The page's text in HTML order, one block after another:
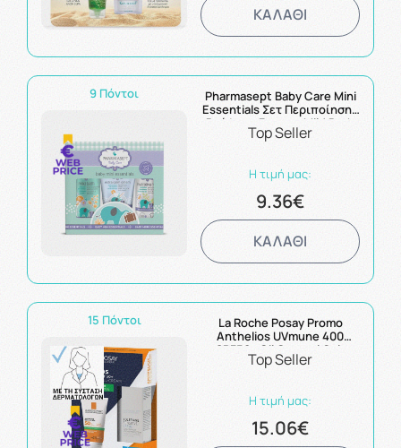
ΚΑΛΑΘΙ
9 Πόντοι
Pharmasept Baby Care Mini
Essentials Σετ Περιποίησης
Βρέφους 3τμχ με Mild Bath
100ml & Extra Calm Cream
Top Seller
Η τιμή μας:
9.36€
ΚΑΛΑΘΙ
15 Πόντοι
La Roche Posay Promo
Anthelios UVmune 400
SPF50+ Oil Control Gel-
Cream Αντηλιακή Κρέμα Για
Cream 15ml
Top Seller
Η τιμή μας:
15.06€